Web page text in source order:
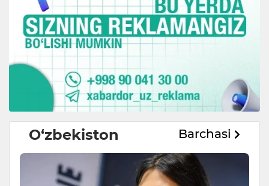
O‘zbekiston Barchasi